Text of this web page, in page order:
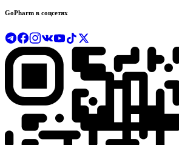
GoPharm в соцсетях